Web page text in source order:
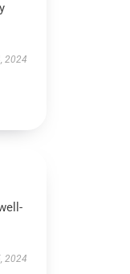
2024
2024